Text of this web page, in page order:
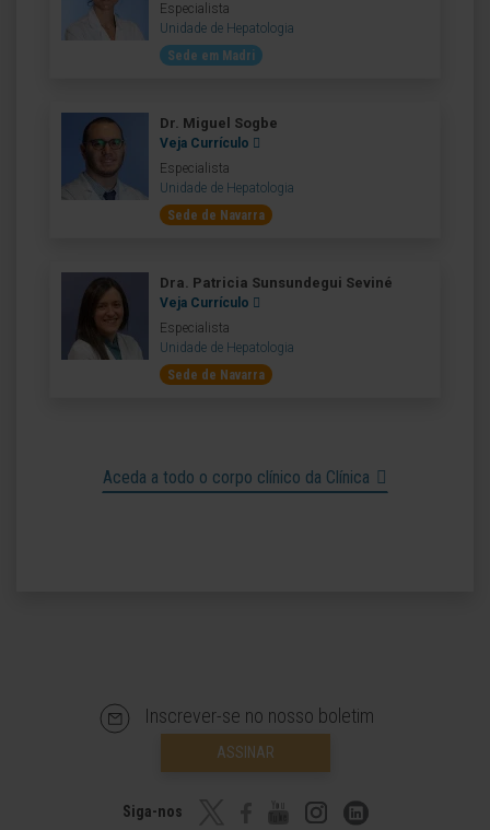
Especialista
Unidade de Hepatologia
Sede em Madri
Dr. Miguel Sogbe
Veja Currículo
Especialista
Unidade de Hepatologia
Sede de Navarra
Dra. Patricia Sunsundegui Seviné
Veja Currículo
Especialista
Unidade de Hepatologia
Sede de Navarra
Aceda a todo o corpo clínico da Clínica
Inscrever-se no nosso boletim
ASSINAR
Siga-nos